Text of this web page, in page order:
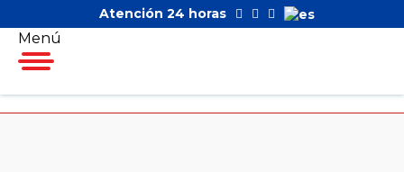
Atención 24 horas
Menú